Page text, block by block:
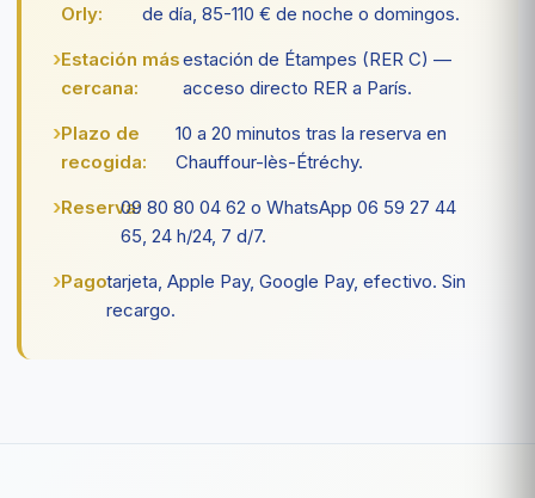
Orly:
de día, 85-110 € de noche o domingos.
Estación más
cercana:
estación de Étampes (RER C) —
acceso directo RER a París.
Plazo de
recogida:
10 a 20 minutos tras la reserva en
Chauffour-lès-Étréchy.
Reserva:09 80 80 04 62 o WhatsApp 06 59 27 44
65, 24 h/24, 7 d/7.
Pago:tarjeta, Apple Pay, Google Pay, efectivo. Sin
recargo.